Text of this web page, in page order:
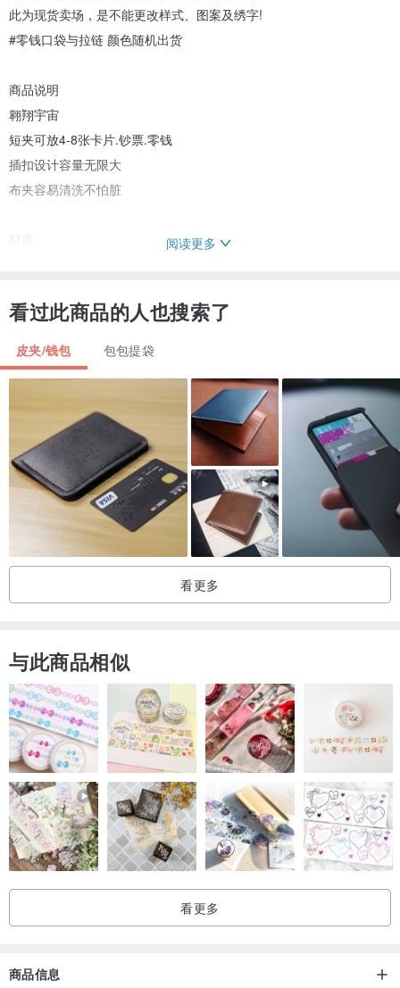
此为现货卖场，是不能更改样式、图案及绣字!
#零钱口袋与拉链 颜色随机出货
商品说明
翱翔宇宙
短夹可放4-8张卡片.钞票.零钱
插扣设计容量无限大
布夹容易清洗不怕脏
3.卡片隔层/纯棉日本布
5.皮标+手缝刺绣设计图案
尺寸
对折尺寸 长x宽x厚/12x9x1.5cm
摊开尺寸 长x宽 / 12x18.5cm
清洗方式
直接水洗阴干，勿浸泡，勿整烫
●请先确认自己的需求
例如 : 帽子确认头围大小、设计短夹与中夹的功能和大小尺寸
收礼人是否喜欢该商品为考量
●选定商品的款式、花色与尺寸
●下标时前有任何问题可私讯设计师询问，下标后请于5天内付款，
7天内未付款者，Pinkoi系统会给予三颗星负评价。
●商品到货时间请参考商品制作时间与运送天数，付款后会在时间内出
货。
●定制化商品属于个人专属商品，请确认好布料顺序与缝制图案，下标
时填写在 备注栏上，设计师会以备注栏上的布料顺序、缝制图案及需
阅读更多
看过此商品的人也搜索了
皮夹/钱包 包包提袋
看更多
与此商品相似
看更多
商品信息